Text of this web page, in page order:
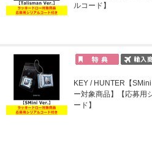
ルコード】
KEY / HUNTER【
ー対象商品】【応募用
ード】